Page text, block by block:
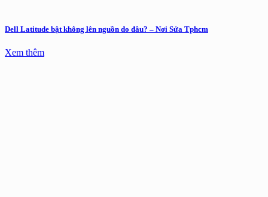
Dell Latitude bật không lên nguồn do đâu? – Nơi Sửa Tphcm
Xem thêm